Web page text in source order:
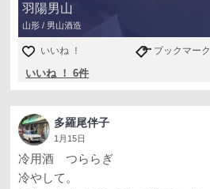
羽陽男山
山形 / 男山酒造
いいね ！ ブックマーク
いいね ！ 6件
多羅尾伴子
1月15日
冷用酒 つららぎ
冷やして。